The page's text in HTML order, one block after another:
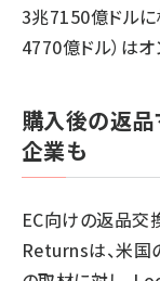
3兆7150億ドルに
4770億ドル）はオ
購入後の返品
企業も
EC向けの返品交
Returnsは、米